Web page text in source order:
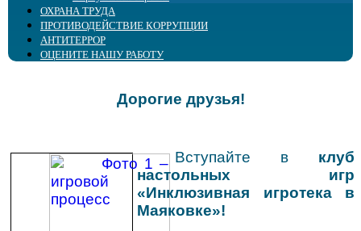
ОХРАНА ТРУДА
ПРОТИВОДЕЙСТВИЕ КОРРУПЦИИ
АНТИТЕРРОР
ОЦЕНИТЕ НАШУ РАБОТУ
Дорогие друзья!
Вступайте в клуб
настольных игр
«Инклюзивная игротека в
Маяковке»!